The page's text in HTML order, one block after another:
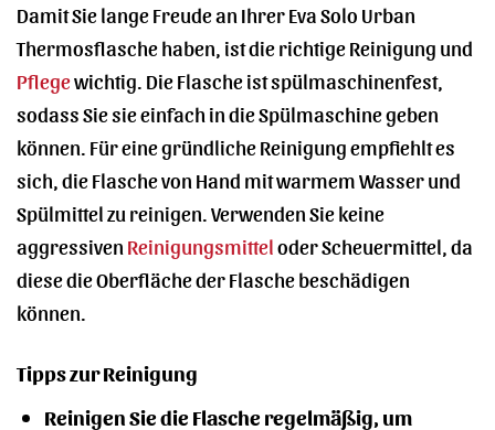
Damit Sie lange Freude an Ihrer Eva Solo Urban
Thermosflasche haben, ist die richtige Reinigung und
Pflegewichtig. Die Flasche ist spülmaschinenfest,
sodass Sie sie einfach in die Spülmaschine geben
können. Für eine gründliche Reinigung empfiehlt es
sich, die Flasche von Hand mit warmem Wasser und
Spülmittel zu reinigen. Verwenden Sie keine
aggressiven Reinigungsmitteloder Scheuermittel, da
diese die Oberfläche der Flasche beschädigen
können.
Tipps zur Reinigung
Reinigen Sie die Flasche regelmäßig, um